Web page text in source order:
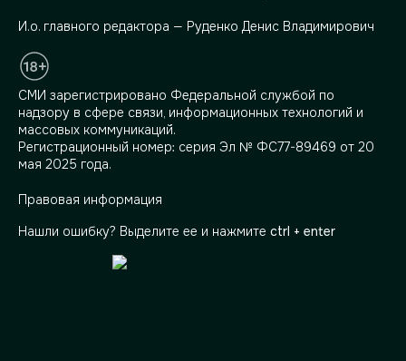
И.о. главного редактора — Руденко Денис Владимирович
СМИ зарегистрировано Федеральной службой по
надзору в сфере связи, информационных технологий и
массовых коммуникаций.
Регистрационный номер: серия Эл № ФС77-89469 от 20
мая 2025 года.
Правовая информация
Нашли ошибку? Выделите ее и нажмите ctrl + enter